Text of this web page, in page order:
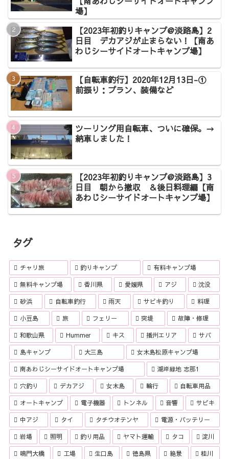
場】
【2023年初釣りキャンプ@淡路島】2
日目 デカアジが止まらない！【南あ
わじシーサイドオートキャンプ場】
【自転車釣行】2020年12月13日-①
前振り：プラン、装備など
ツーリング用自転車、ついに確保。→
納車しました！
【2023年初釣りキャンプ@淡路島】3
日目 朝から撤収 ＆後日料理編【南
あわじシーサイドオートキャンプ場】
タグ
チャリ旅 釣りキャンプ 有料キャンプ場
無料キャンプ場 香川県 愛媛県 アジ 沈没
砂浜 自転車釣行 雨天 サビキ釣り 料理
小豆島 旅 フェリー 突堤 故障・修理
和歌山県 Hummer キス 播州エリア サバ
島キャンプ 大三島 女木島松原キャンプ場
南あわじシーサイドオートキャンプ場 湖岸緑地 志那1
穴釣り デカアジ 女木島 輪行 自転車用品
オートキャンプ 電子機器 トンネル 音響 サビキ
中アジ タイ タチウオテンヤ 電源・バッテリー
岩場 照明 釣り用品 ヤマト運輸 タコ 淀川
鳴門大橋 工場 生口島 徳島県 絶景 桂川